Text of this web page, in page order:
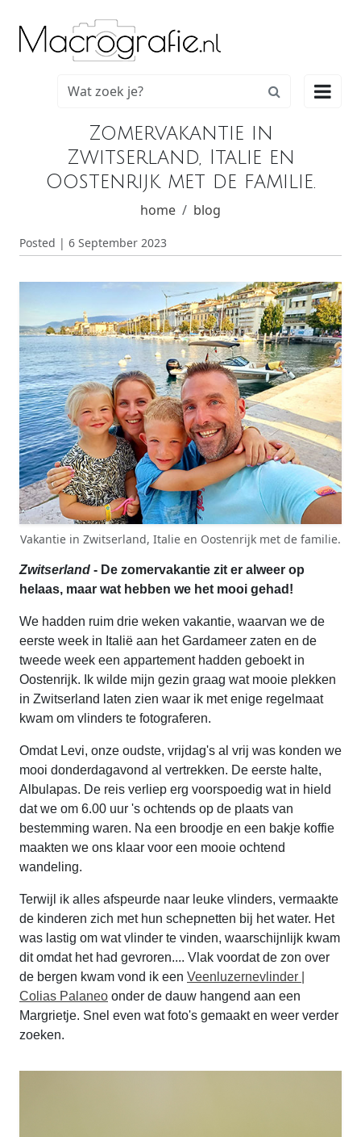

Zomervakantie in
Zwitserland, Italie en
Oostenrijk met de familie.
home blog
Posted | 6 September 2023
Vakantie in Zwitserland, Italie en Oostenrijk met de familie.
Zwitserland - De zomervakantie zit er alweer op
helaas, maar wat hebben we het mooi gehad!
We hadden ruim drie weken vakantie, waarvan we de
eerste week in Italië aan het Gardameer zaten en de
tweede week een appartement hadden geboekt in
Oostenrijk. Ik wilde mijn gezin graag wat mooie plekken
in Zwitserland laten zien waar ik met enige regelmaat
kwam om vlinders te fotograferen.
Omdat Levi, onze oudste, vrijdag's al vrij was konden we
mooi donderdagavond al vertrekken. De eerste halte,
Albulapas. De reis verliep erg voorspoedig wat in hield
dat we om 6.00 uur 's ochtends op de plaats van
bestemming waren. Na een broodje en een bakje koffie
maakten we ons klaar voor een mooie ochtend
wandeling.
Terwijl ik alles afspeurde naar leuke vlinders, vermaakte
de kinderen zich met hun schepnetten bij het water. Het
was lastig om wat vlinder te vinden, waarschijnlijk kwam
dit omdat het had gevroren.... Vlak voordat de zon over
de bergen kwam vond ik een Veenluzernevlinder |
Colias Palaneo onder de dauw hangend aan een
Margrietje. Snel even wat foto's gemaakt en weer verder
zoeken.